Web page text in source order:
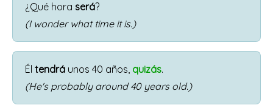
¿Qué hora será?
(I wonder what time it is.)
Él tendrá unos 40 años, quizás.
(He's probably around 40 years old.)